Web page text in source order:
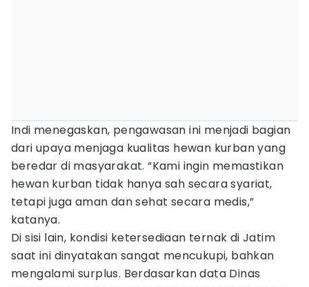
Indi menegaskan, pengawasan ini menjadi bagian
dari upaya menjaga kualitas hewan kurban yang
beredar di masyarakat. “Kami ingin memastikan
hewan kurban tidak hanya sah secara syariat,
tetapi juga aman dan sehat secara medis,”
katanya.
Di sisi lain, kondisi ketersediaan ternak di Jatim
saat ini dinyatakan sangat mencukupi, bahkan
mengalami surplus. Berdasarkan data Dinas